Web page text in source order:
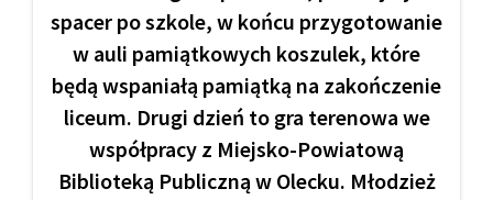
spacer po szkole, w końcu przygotowanie
w auli pamiątkowych koszulek, które
będą wspaniałą pamiątką na zakończenie
liceum. Drugi dzień to gra terenowa we
współpracy z Miejsko-Powiatową
Biblioteką Publiczną w Olecku. Młodzież